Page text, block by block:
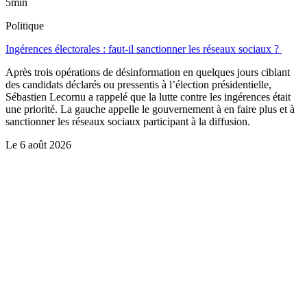
Politique
Ingérences électorales : faut-il sanctionner les réseaux sociaux ?
Après trois opérations de désinformation en quelques jours ciblant
des candidats déclarés ou pressentis à l’élection présidentielle,
Sébastien Lecornu a rappelé que la lutte contre les ingérences était
une priorité. La gauche appelle le gouvernement à en faire plus et à
sanctionner les réseaux sociaux participant à la diffusion.
Le 6 août 2026